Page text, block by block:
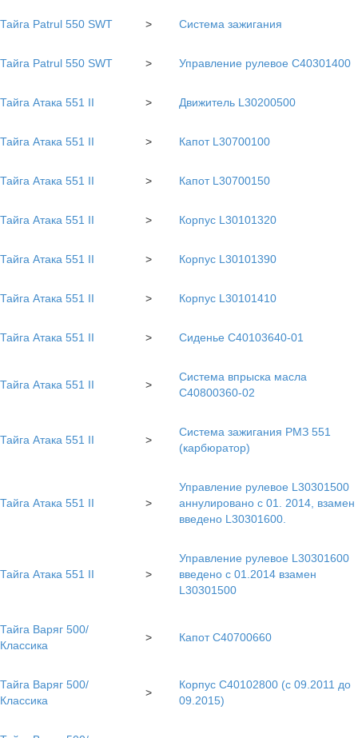
Тайга Patrul 550 SWT > Система зажигания
Тайга Patrul 550 SWT > Управление рулевое С40301400
Тайга Атака 551 II > Движитель L30200500
Тайга Атака 551 II > Капот L30700100
Тайга Атака 551 II > Капот L30700150
Тайга Атака 551 II > Корпус L30101320
Тайга Атака 551 II > Корпус L30101390
Тайга Атака 551 II > Корпус L30101410
Тайга Атака 551 II > Сиденье С40103640-01
Тайга Атака 551 II >
Система впрыска масла
C40800360-02
Тайга Атака 551 II >
Система зажигания РМЗ 551
(карбюратор)
Тайга Атака 551 II >
Управление рулевое L30301500
аннулировано с 01. 2014, взамен
введено L30301600.
Тайга Атака 551 II >
Управление рулевое L30301600
введено с 01.2014 взамен
L30301500
Тайга Варяг 500/
Классика
> Капот С40700660
Тайга Варяг 500/
Классика
>
Корпус С40102800 (с 09.2011 до
09.2015)